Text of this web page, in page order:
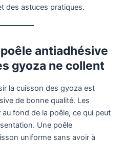
des astuces pratiques.
antiadhésive
gyoza ne collent
la cuisson des gyoza est
de bonne qualité. Les
fond de la poêle, ce qui peut
Une poêle
uniforme sans avoir à